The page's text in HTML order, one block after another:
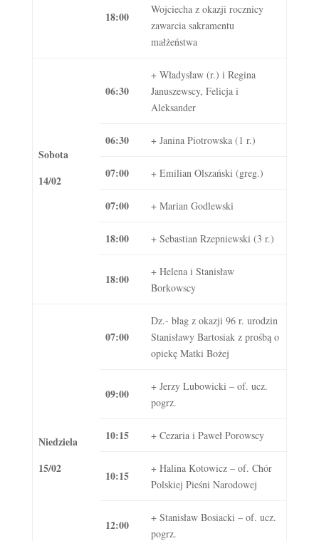
18:00
Wojciecha z okazji rocznicy
zawarcia sakramentu
małżeństwa
Sobota
14/02
06:30
+ Władysław (r.) i Regina
Januszewscy, Felicja i
Aleksander
06:30 + Janina Piotrowska (1 r.)
07:00 + Emilian Olszański (greg.)
07:00 + Marian Godlewski
18:00 + Sebastian Rzepniewski (3 r.)
18:00
+ Helena i Stanisław
Borkowscy
Niedziela
15/02
07:00
Dz.- błag z okazji 96 r. urodzin
Stanisławy Bartosiak z prośbą o
opiekę Matki Bożej
09:00
+ Jerzy Lubowicki – of. ucz.
pogrz.
10:15 + Cezaria i Paweł Porowscy
10:15
+ Halina Kotowicz – of. Chór
Polskiej Pieśni Narodowej
12:00
+ Stanisław Bosiacki – of. ucz.
pogrz.